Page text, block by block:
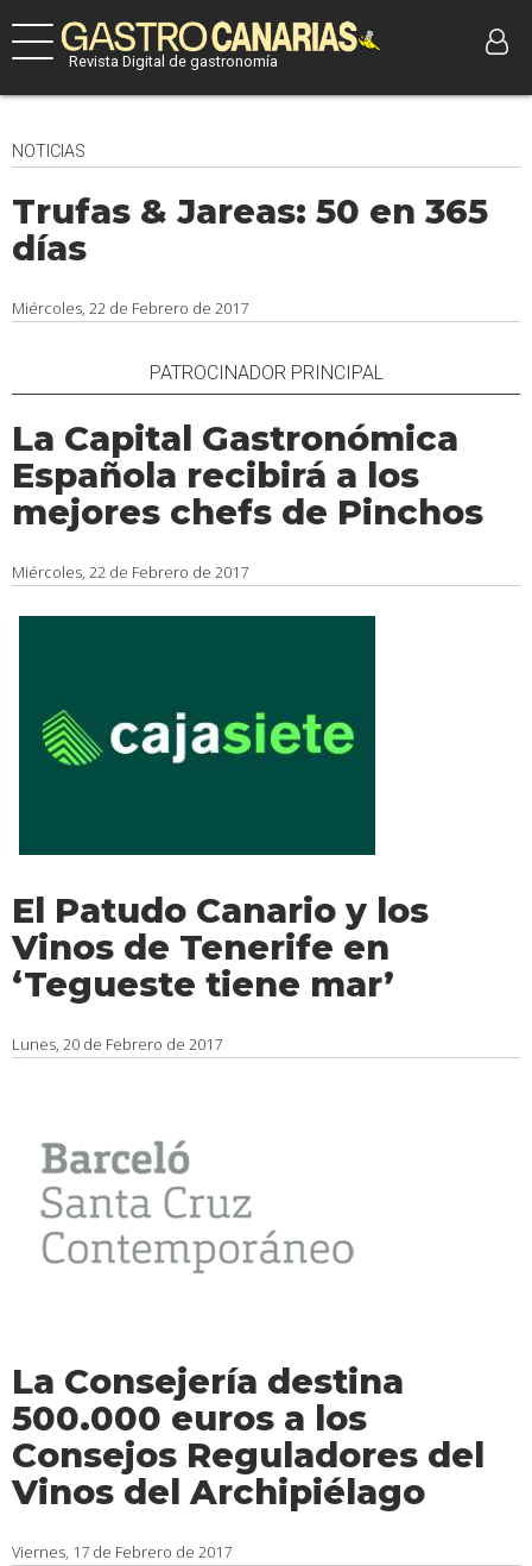
Revista Digital de gastronomía
NOTICIAS
Trufas & Jareas: 50 en 365
días
Miércoles, 22 de Febrero de 2017
PATROCINADOR PRINCIPAL
La Capital Gastronómica
Española recibirá a los
mejores chefs de Pinchos
Miércoles, 22 de Febrero de 2017
El Patudo Canario y los
Vinos de Tenerife en
‘Tegueste tiene mar’
Lunes, 20 de Febrero de 2017
La Consejería destina
500.000 euros a los
Consejos Reguladores del
Vinos del Archipiélago
Viernes, 17 de Febrero de 2017